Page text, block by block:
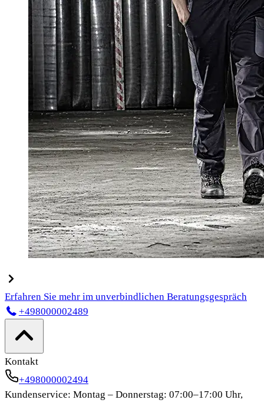
Erfahren Sie mehr im unverbindlichen Beratungsgespräch
+498000002489
Kontakt
+498000002494
Kundenservice: Montag – Donnerstag: 07:00–17:00 Uhr,